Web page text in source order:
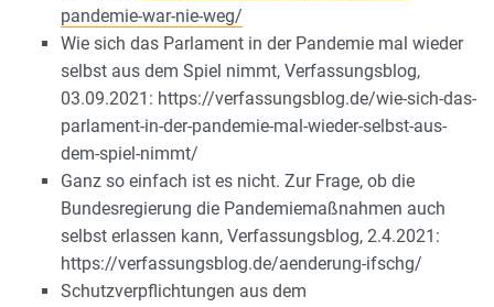
pandemie-war-nie-weg/
Wie sich das Parlament in der Pandemie mal wieder
selbst aus dem Spiel nimmt, Verfassungsblog,
03.09.2021: https://verfassungsblog.de/wie-sich-das-
parlament-in-der-pandemie-mal-wieder-selbst-aus-
dem-spiel-nimmt/
Ganz so einfach ist es nicht. Zur Frage, ob die
Bundesregierung die Pandemiemaßnahmen auch
selbst erlassen kann, Verfassungsblog, 2.4.2021:
https://verfassungsblog.de/aenderung-ifschg/
Schutzverpflichtungen aus dem